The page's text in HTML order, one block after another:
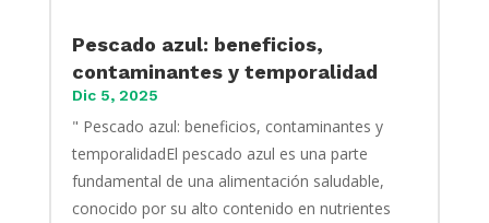
Pescado azul: beneficios,
contaminantes y temporalidad
Dic 5, 2025
" Pescado azul: beneficios, contaminantes y
temporalidadEl pescado azul es una parte
fundamental de una alimentación saludable,
conocido por su alto contenido en nutrientes